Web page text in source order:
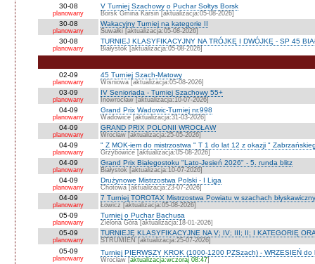
30-08
planowany
V Turniej Szachowy o Puchar Sołtys Borsk
Borsk Gmina Karsin [aktualizacja:05-08-2026]
30-08
planowany
Wakacyjny Turniej na kategorie II
Suwałki [aktualizacja:05-08-2026]
30-08
planowany
TURNIEJ KLASYFIKACYJNY NA TRÓJKĘ I DWÓJKĘ - SP 45
Białystok [aktualizacja:05-08-2026]
02-09
planowany
45 Turniej Szach-Matowy
Wiśniowa [aktualizacja:05-08-2026]
03-09
planowany
IV Senioriada - Turniej Szachowy 55+
Inowrocław [aktualizacja:10-07-2026]
04-09
planowany
Grand Prix Wadowic-Turniej nr.998
Wadowice [aktualizacja:31-03-2026]
04-09
planowany
GRAND PRIX POLONII WROCŁAW
Wrocław [aktualizacja:25-05-2026]
04-09
planowany
" Z MOK-iem do mistrzostwa " T 1 do lat 12 z okazji "
Grzybowice [aktualizacja:05-08-2026]
04-09
planowany
Grand Prix Białegostoku "Lato-Jesień 2026" - 5. runda blitz
Białystok [aktualizacja:10-07-2026]
04-09
planowany
Drużynowe Mistrzostwa Polski - I Liga
Chotowa [aktualizacja:23-07-2026]
04-09
planowany
7 Turniej TOROTAX Mistrzostwa Powiatu w szachach
Łowicz [aktualizacja:05-08-2026]
05-09
planowany
Turniej o Puchar Bachusa
Zielona Góra [aktualizacja:18-01-2026]
05-09
planowany
TURNIEJE KLASYFIKACYJNE NA V; IV; III; II; I KATEGORIĘ
STRUMIEŃ [aktualizacja:25-07-2026]
05-09
planowany
Turniej PIERWSZY KROK (1000-1200 PZSzach) - WRZESIEŃ do
Wrocław [aktualizacja:wczoraj 08:47]